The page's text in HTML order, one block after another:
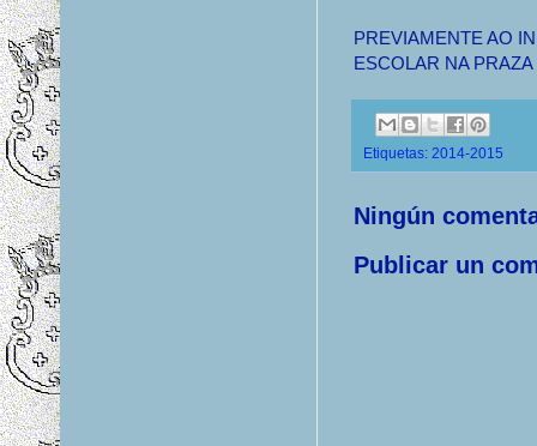
PREVIAMENTE AO
ESCOLAR NA
Etiquetas: 2014-2015
Ningún
Publicar un